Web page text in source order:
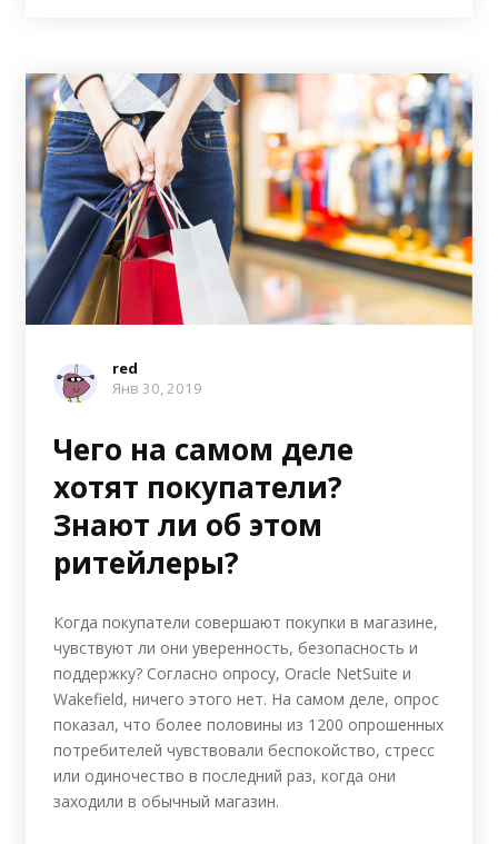
red
Янв 30, 2019
Чего на самом деле
хотят покупатели?
Знают ли об этом
ритейлеры?
Когда покупатели совершают покупки в магазине,
чувствуют ли они уверенность, безопасность и
поддержку? Согласно опросу, Oracle NetSuite и
Wakefield, ничего этого нет. На самом деле, опрос
показал, что более половины из 1200 опрошенных
потребителей чувствовали беспокойство, стресс
или одиночество в последний раз, когда они
заходили в обычный магазин.